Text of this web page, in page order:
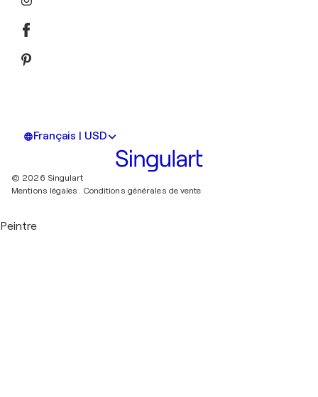
Français | USD
© 2026 Singulart
Mentions légales. Conditions générales de vente
Peintre